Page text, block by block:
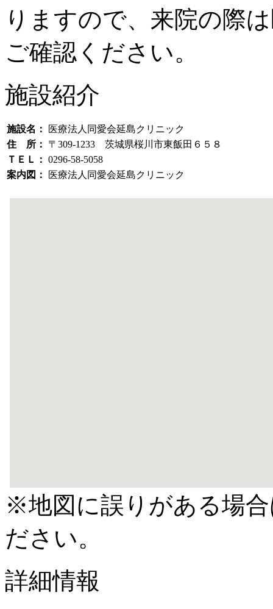
りますので、来院の際
ご確認ください。
施設紹介
施設名：
医療法人同愛会延島クリニック
住 所：
〒309-1233 茨城県桜川市東飯田６５８
ＴＥＬ： 0296-58-5058
案内図：
医療法人同愛会延島クリニック
※地図に誤りがある場
ださい。
詳細情報